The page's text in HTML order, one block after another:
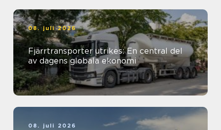
08. juli 2026
Fjärrtransporter utrikes: En central del
av dagens globala ekonomi
08. juli 2026